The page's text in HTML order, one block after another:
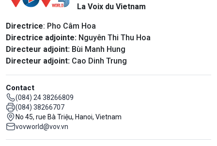
La Voix du Vietnam
Directrice: Pho Câm Hoa
Directrice adjointe: Nguyên Thi Thu Hoa
Directeur adjoint: Bùi Manh Hung
Directeur adjoint: Cao Dinh Trung
Contact
(084) 24 38266809
(084) 38266707
No 45, rue Bà Triệu, Hanoi, Vietnam
vovworld@vov.vn